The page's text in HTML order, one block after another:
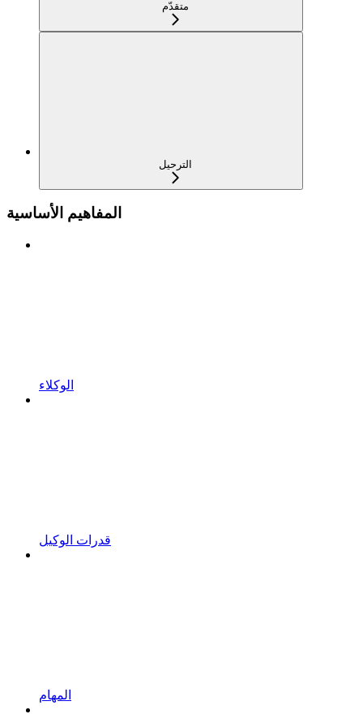
متقدّم
الترحيل
المفاهيم الأساسية
الوكلاء
قدرات الوكيل
المهام